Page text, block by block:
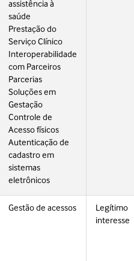
assistência à
saúde
Prestação do
Serviço Clínico
Interoperabilidade
com Parceiros
Parcerias
Soluções em
Gestação
Controle de
Acesso físicos
Autenticação de
cadastro em
sistemas
eletrônicos
Gestão de acessos
Legítimo
interesse